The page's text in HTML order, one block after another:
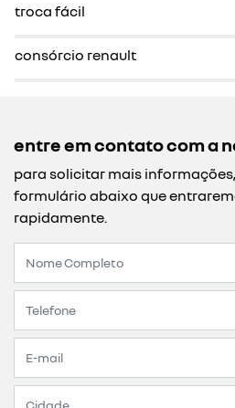
troca fácil
consórcio renault
entre em contato com a
para solicitar mais
formulário abaixo que
rapidamente.